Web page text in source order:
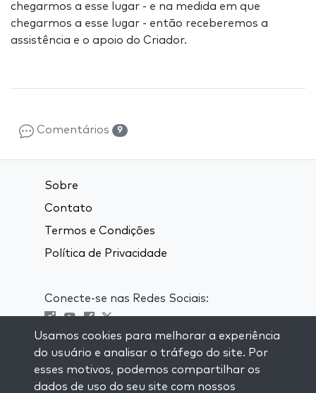
chegarmos a esse lugar - e na medida em que
chegarmos a esse lugar - então receberemos a
assistência e o apoio do Criador.
Comentários 9
Sobre
Contato
Termos e Condições
Política de Privacidade
Conecte-se nas Redes Sociais:
Visit kabbalah master classes
MANTENHA-SE ATUALIZADO
Usamos cookies para melhorar a experiência
do usuário e analisar o tráfego do site. Por
esses motivos, podemos compartilhar os
dados de uso do seu site com nossos